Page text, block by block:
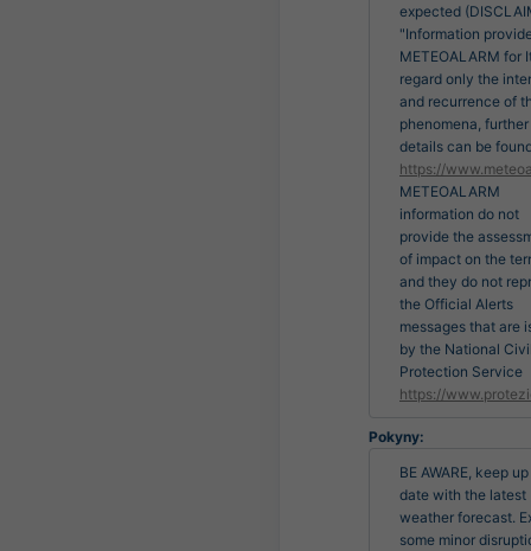
expected
"Information
METEOALARM for
regard only the
and recurrence of
phenomena, further
details can be
https://
METEOALARM
information do not
provide the
of impact on the
and they do not
the Official Alerts
messages that are
by the National
Protection Service
https://
Pokyny:
BE AWARE, keep
date with the latest
weather forecast.
some minor